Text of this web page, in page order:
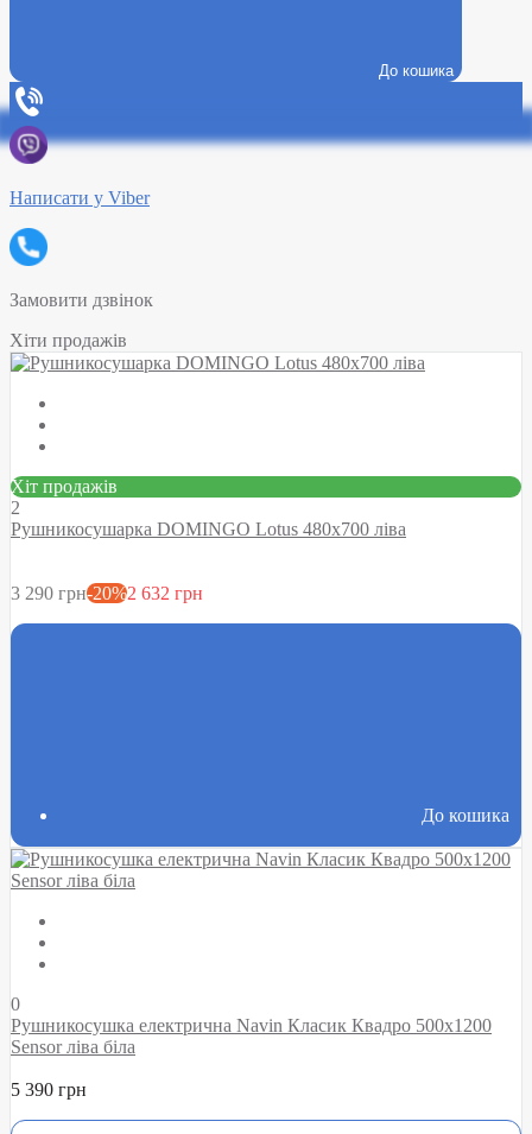
До кошика
Написати у Viber
Замовити дзвінок
Хіти продажів
Хіт продажів
2
Рушникосушарка DOMINGO Lotus 480х700 ліва
3 290 грн-20%2 632 грн
До кошика
0
Рушникосушка електрична Navin Класик Квадро 500х1200
Sensor ліва біла
5 390 грн